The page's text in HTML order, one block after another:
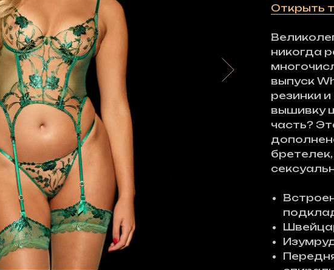
Открыть
никогда
выпуск
резинки
вышивку
часть?